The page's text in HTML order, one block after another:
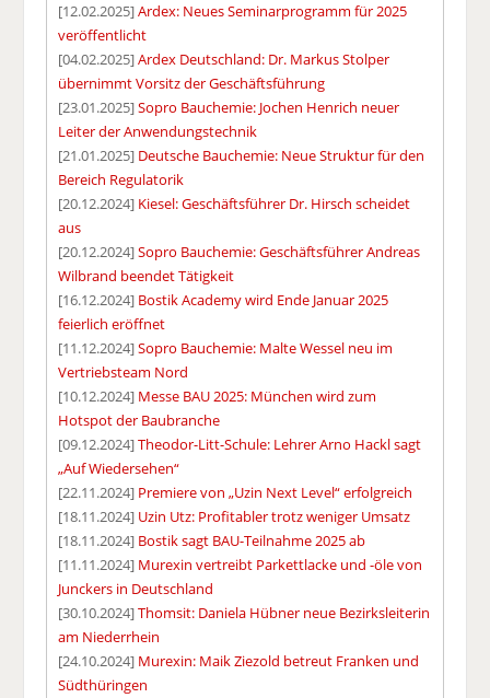
[12.02.2025]Ardex: Neues Seminarprogramm für 2025
veröffentlicht
[04.02.2025]Ardex Deutschland: Dr. Markus Stolper
übernimmt Vorsitz der Geschäftsführung
[23.01.2025]Sopro Bauchemie: Jochen Henrich neuer
Leiter der Anwendungstechnik
[21.01.2025] Deutsche Bauchemie: Neue Struktur für den
Bereich Regulatorik
[20.12.2024] Kiesel: Geschäftsführer Dr. Hirsch scheidet
aus
[20.12.2024]Sopro Bauchemie: Geschäftsführer Andreas
Wilbrand beendet Tätigkeit
[16.12.2024] Bostik Academy wird Ende Januar 2025
feierlich eröffnet
[11.12.2024]Sopro Bauchemie: Malte Wessel neu im
Vertriebsteam Nord
[10.12.2024] Messe BAU 2025: München wird zum
Hotspot der Baubranche
[09.12.2024]Theodor-Litt-Schule: Lehrer Arno Hackl sagt
„Auf Wiedersehen“
[22.11.2024] Premiere von „Uzin Next Level“ erfolgreich
[18.11.2024] Uzin Utz: Profitabler trotz weniger Umsatz
[18.11.2024] Bostik sagt BAU-Teilnahme 2025 ab
[11.11.2024] Murexin vertreibt Parkettlacke und -öle von
Junckers in Deutschland
[30.10.2024]Thomsit: Daniela Hübner neue Bezirksleiterin
am Niederrhein
[24.10.2024] Murexin: Maik Ziezold betreut Franken und
Südthüringen